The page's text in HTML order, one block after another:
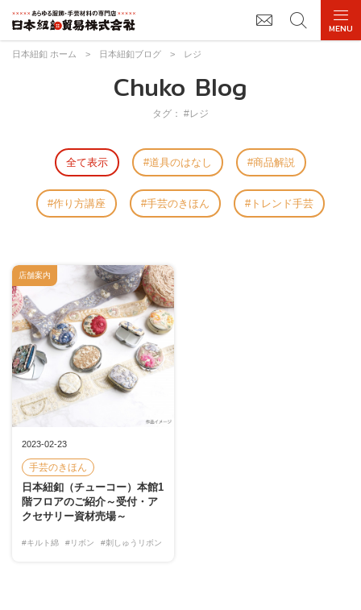
日本紐釦 ホーム > 日本紐釦ブログ > レジ
Chuko Blog
タグ： #レジ
全て表示 道具のはなし 商品解説
作り方講座 手芸のきほん トレンド手芸
2023-02-23
手芸のきほん
日本紐釦（チューコー）本館1
階フロアのご紹介～受付・ア
クセサリー資材売場～
#キルト綿 #リボン #刺しゅうリボン
店舗案内